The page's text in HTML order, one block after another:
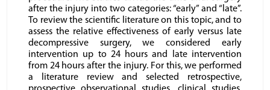
after the injury into two categories: “early” and “late”.
To review the scientific literature on this topic, and to
assess the relative effectiveness of early versus late
decompressive surgery, we considered early
intervention up to 24 hours and late intervention
from 24 hours after the injury. For this, we performed
a literature review and selected retrospective,